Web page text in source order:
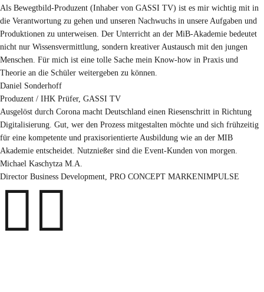
Als Bewegtbild-Produzent (Inhaber von GASSI TV) ist es mir wichtig mit in
die Verantwortung zu gehen und unseren Nachwuchs in unsere Aufgaben und
Produktionen zu unterweisen. Der Unterricht an der MiB-Akademie bedeutet
nicht nur Wissensvermittlung, sondern kreativer Austausch mit den jungen
Menschen. Für mich ist eine tolle Sache mein Know-how in Praxis und
Theorie an die Schüler weitergeben zu können.
Daniel Sonderhoff
Produzent / IHK Prüfer, GASSI TV
Ausgelöst durch Corona macht Deutschland einen Riesenschritt in Richtung
Digitalisierung. Gut, wer den Prozess mitgestalten möchte und sich frühzeitig
für eine kompetente und praxisorientierte Ausbildung wie an der MIB
Akademie entscheidet. Nutznießer sind die Event-Kunden von morgen.
Michael Kaschytza M.A.
Director Business Development PRO CONCEPT MARKENIMPULSE
